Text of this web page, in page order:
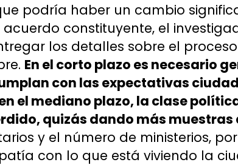
podría haber un cambio
constituyente, el
los detalles sobre el
En el corto plazo es necesario
con las expectativas
el mediano plazo, la clase
quizás dando más muestras
y el número de ministerios,
con lo que está viviendo la